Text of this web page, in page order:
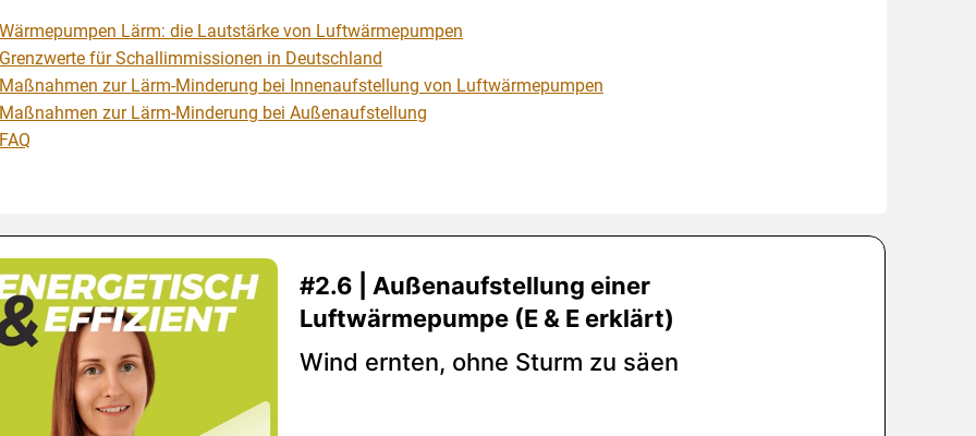
Wärmepumpen Lärm: die Lautstärke von Luftwärmepumpen
Grenzwerte für Schallimmissionen in Deutschland
Maßnahmen zur Lärm-Minderung bei Innenaufstellung von Luftwärmepumpen
Maßnahmen zur Lärm-Minderung bei Außenaufstellung
FAQ